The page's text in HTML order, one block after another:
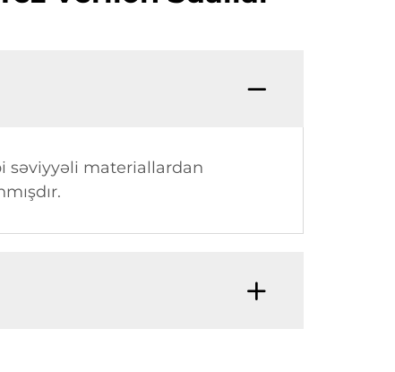
səviyyəli materiallardan